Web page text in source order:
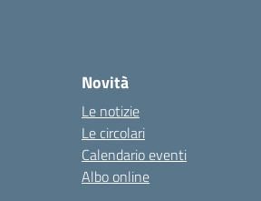
Novità
Le notizie
Le circolari
Calendario eventi
Albo online